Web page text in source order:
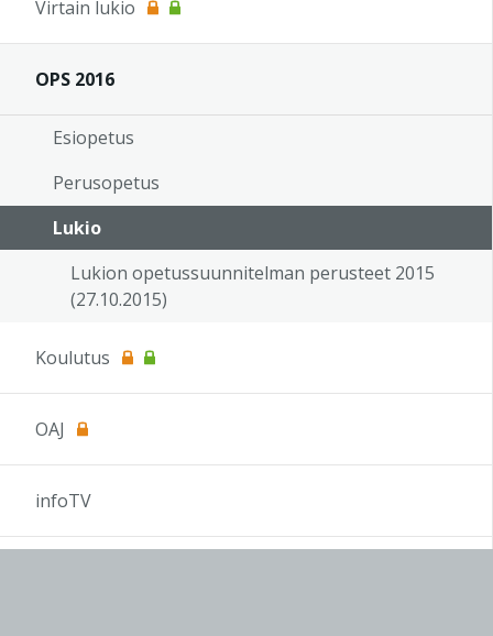
Virtain lukio
OPS 2016
Esiopetus
Perusopetus
Lukio
Lukion opetussuunnitelman perusteet 2015
(27.10.2015)
Koulutus
OAJ
infoTV